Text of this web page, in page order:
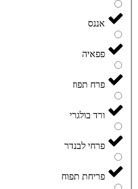
אננס
פפאיה
פרח תפוז
ורד בולגרי
פרחי לבנדר
פריחת תפוח